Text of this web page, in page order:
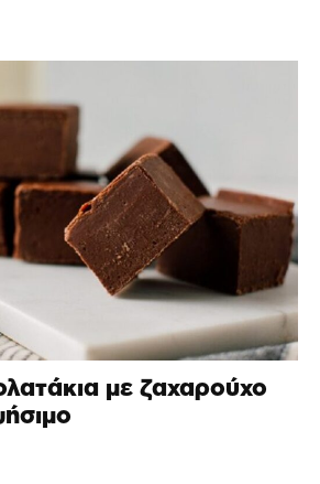
με ζαχαρούχο